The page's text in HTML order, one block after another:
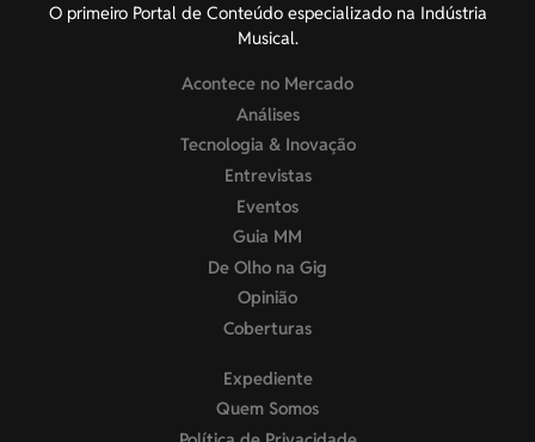
O primeiro Portal de Conteúdo especializado na Indústria
Musical.
Acontece no Mercado
Análises
Tecnologia & Inovação
Entrevistas
Eventos
Guia MM
De Olho na Gig
Opinião
Coberturas
Expediente
Quem Somos